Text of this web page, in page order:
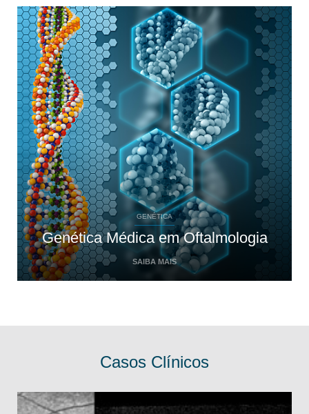
GENÉTICA
Genética Médica em Oftalmologia
SAIBA MAIS
Casos Clínicos